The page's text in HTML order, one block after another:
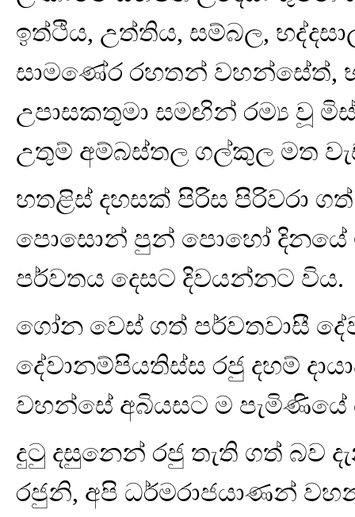
ඉත්ථිය, උත්තිය, සම්බල,
සාමණේර රහතන් වහන්සේත්,
උපාසකතුමා සමඟින් රම්‍ය වූ
උතුම් අම්බස්තල ගල්කුල මත
හතළිස් දහසක් පිරිස පිරිවරා
පොසොන් පුන් පොහෝ දිනයේ
පර්වතය දෙසට දිවයන්නට විය.
ගෝන වෙස් ගත් පර්වතවාසී
දේවානම්පියතිස්ස රජු දහම්
වහන්සේ අබියසට ම පැමිණියේ
දුටු දසුනෙන් රජු තැති ගත් බව
රජුනි, අපි ධර්මරාජයාණන්